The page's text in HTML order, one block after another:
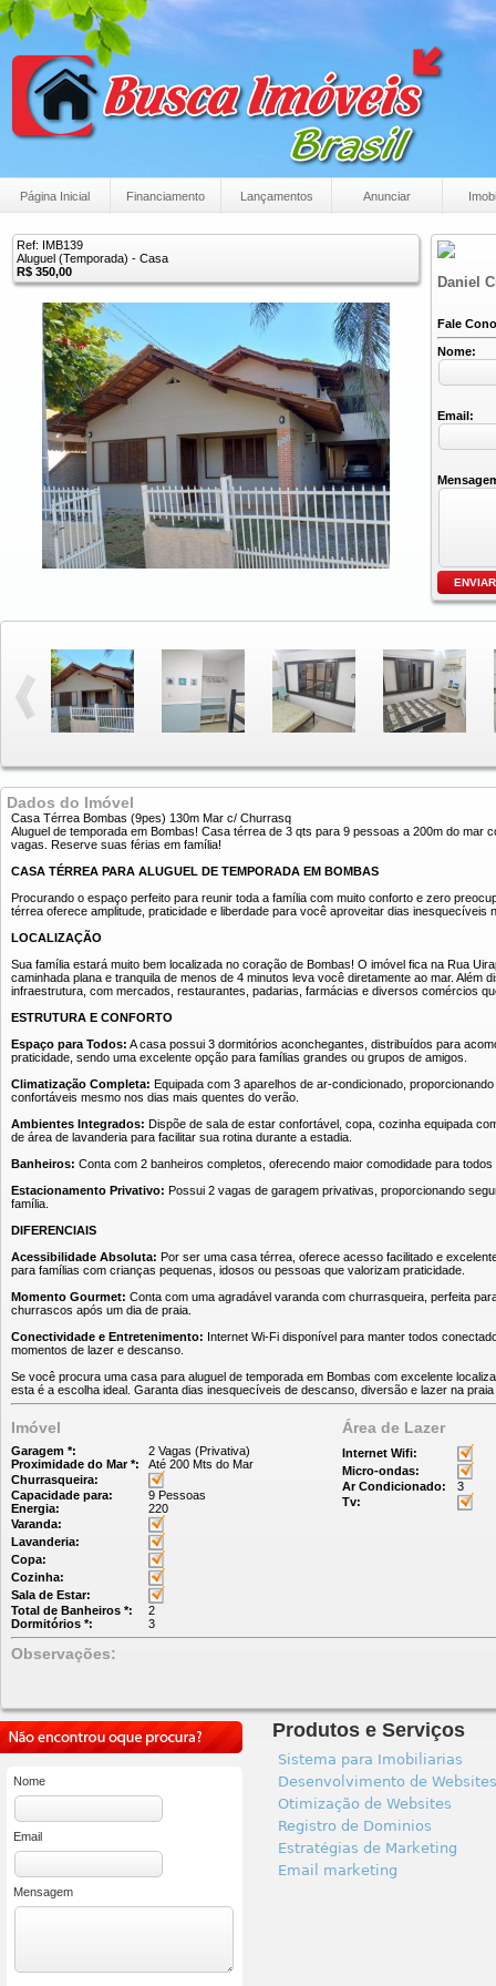
Página Inicial Financiamento Lançamentos Anunciar
Ref: IMB139
Aluguel (Temporada) - Casa
R$ 350,00
Daniel
Fale
Nome:
Email:
Dados do Imóvel
Casa Térrea Bombas (9pes) 130m Mar c/ Churrasq
Aluguel de temporada em Bombas! Casa térrea de 3 qts para 9 pessoas a 200m do mar
vagas. Reserve suas férias em família!
CASA TÉRREA PARA ALUGUEL DE TEMPORADA EM BOMBAS
Procurando o espaço perfeito para reunir toda a família com muito conforto e zero
térrea oferece amplitude, praticidade e liberdade para você aproveitar dias inesquecíveis
LOCALIZAÇÃO
Sua família estará muito bem localizada no coração de Bombas! O imóvel fica na Rua
caminhada plana e tranquila de menos de 4 minutos leva você diretamente ao mar. Além
infraestrutura, com mercados, restaurantes, padarias, farmácias e diversos comércios
ESTRUTURA E CONFORTO
Espaço para Todos: A casa possui 3 dormitórios aconchegantes, distribuídos para
praticidade, sendo uma excelente opção para famílias grandes ou grupos de amigos.
Climatização Completa: Equipada com 3 aparelhos de ar-condicionado,
confortáveis mesmo nos dias mais quentes do verão.
Ambientes Integrados: Dispõe de sala de estar confortável, copa, cozinha equipada
de área de lavanderia para facilitar sua rotina durante a estadia.
Banheiros: Conta com 2 banheiros completos, oferecendo maior comodidade para
Estacionamento Privativo: Possui 2 vagas de garagem privativas, proporcionando
família.
DIFERENCIAIS
Acessibilidade Absoluta: Por ser uma casa térrea, oferece acesso facilitado e
para famílias com crianças pequenas, idosos ou pessoas que valorizam praticidade.
Momento Gourmet: Conta com uma agradável varanda com churrasqueira, perfeita
churrascos após um dia de praia.
Conectividade e Entretenimento: Internet Wi-Fi disponível para manter todos
momentos de lazer e descanso.
Se você procura uma casa para aluguel de temporada em Bombas com excelente
esta é a escolha ideal. Garanta dias inesquecíveis de descanso, diversão e lazer na
Imóvel Área de Lazer
Garagem *:
2 Vagas (Privativa)
Proximidade do Mar *:
Até 200 Mts do Mar
Churrasqueira:
Capacidade para:
9 Pessoas
Energia:
220
Varanda:
Lavanderia:
Copa:
Cozinha:
Sala de Estar:
Total de Banheiros *:
2
Dormitórios *:
3
Internet Wifi:
Micro-ondas:
Ar Condicionado:
3
Tv:
Observações:
Nome
Email
Mensagem
Produtos e Serviços
Sistema para Imobiliarias
Desenvolvimento de Websites
Otimização de Websites
Registro de Dominios
Estratégias de Marketing
Email marketing